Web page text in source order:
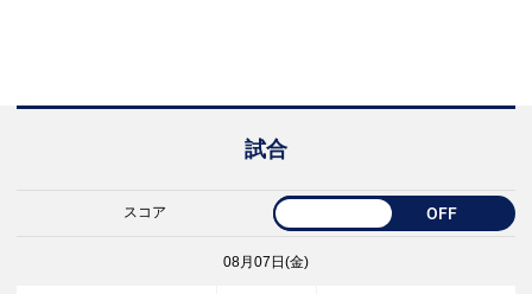
試合
スコア OFF
08月07日(金)